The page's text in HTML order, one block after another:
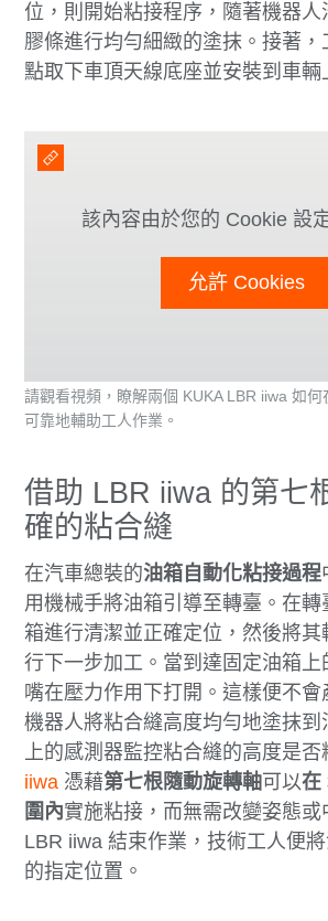
位，則開始粘接程序，隨著機器
膠條進行均勻細緻的塗抹。接著
點取下車頂天線底座並安裝到車
該內容由於您的 Cookie 設
允許 Cookies
請觀看視頻，瞭解兩個 KUKA LBR iiwa 如
可靠地輔助工人作業。
借助 LBR iiwa 的第七
確的粘合縫
在汽車總裝的油箱自動化粘接過程
用機械手將油箱引導至轉臺。在轉
箱進行清潔並正確定位，然後將其
行下一步加工。當到達固定油箱
嘴在壓力作用下打開。這樣便不會
機器人將粘合縫高度均勻地塗抹到
上的感測器監控粘合縫的高度是否
iiwa 憑藉第七根隨動旋轉軸可以在
圍內實施粘接，而無需改變姿態或
LBR iiwa 結束作業，技術工人便
的指定位置。